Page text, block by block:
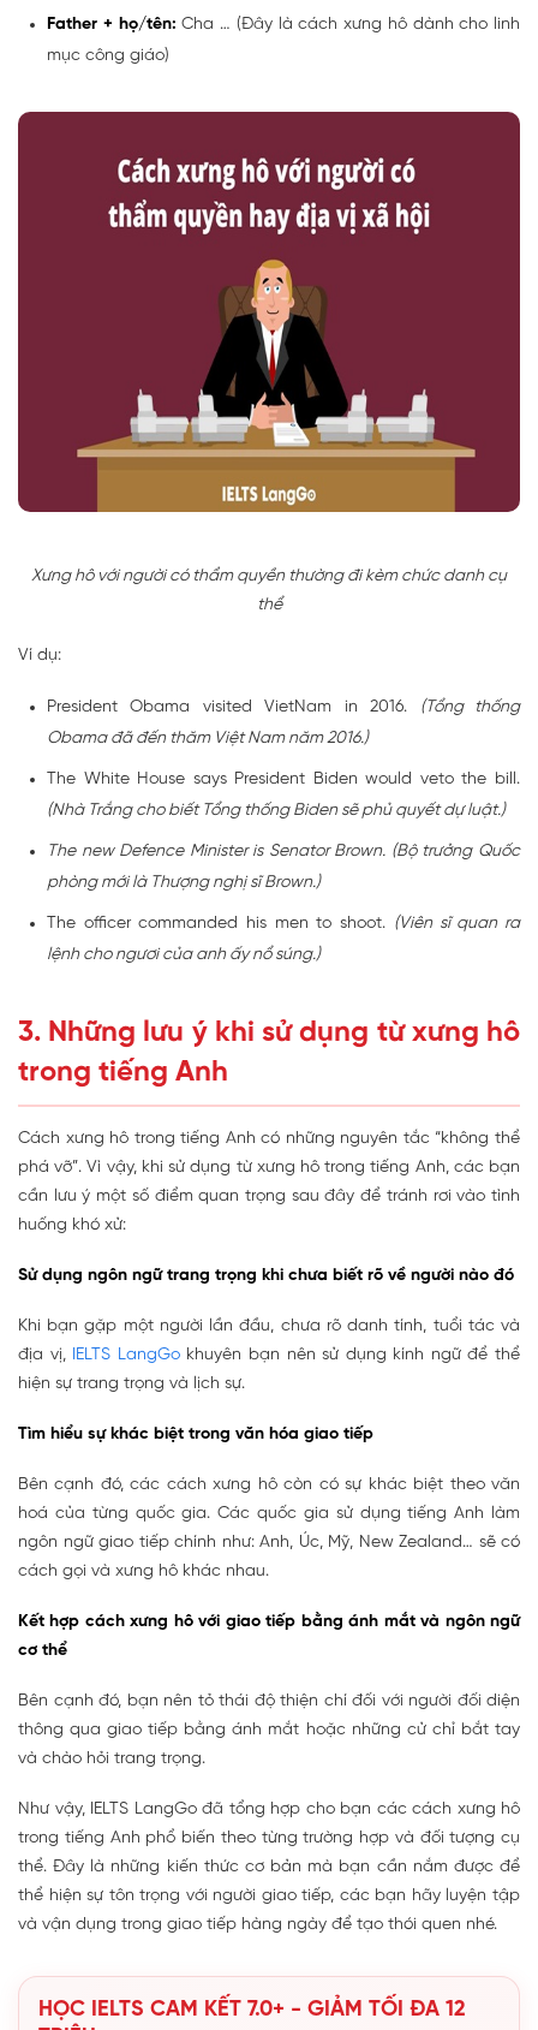
Father + họ/tên:Cha … (Đây là cách xưng hô dành cho linh
mục công giáo)
Xưng hô với người có thẩm quyền thường đi kèm chức danh cụ
thể
Ví dụ:
President Obama visited VietNam in 2016. (Tổng thống
Obama đã đến thăm Việt Nam năm 2016.)
The White House says President Biden would veto the bill.
(Nhà Trắng cho biết Tổng thống Biden sẽ phủ quyết dự luật.)
The new Defence Minister is Senator Brown. (Bộ trưởng Quốc
phòng mới là Thượng nghị sĩ Brown.)
The officer commanded his men to shoot. (Viên sĩ quan ra
lệnh cho ngươi của anh ấy nổ súng.)
3. Những lưu ý khi sử dụng từ xưng hô
trong tiếng Anh
Cách xưng hô trong tiếng Anh có những nguyên tắc “không thể
phá vỡ”. Vì vậy, khi sử dụng từ xưng hô trong tiếng Anh, các bạn
cần lưu ý một số điểm quan trọng sau đây để tránh rơi vào tình
huống khó xử:
Sử dụng ngôn ngữ trang trọng khi chưa biết rõ về người nào đó
Khi bạn gặp một người lần đầu, chưa rõ danh tính, tuổi tác và
địa vị,
IELTS LangGokhuyên bạn nên sử dụng kính ngữ để thể
hiện sự trang trọng và lịch sự.
Tìm hiểu sự khác biệt trong văn hóa giao tiếp
Bên cạnh đó, các cách xưng hô còn có sự khác biệt theo văn
hoá của từng quốc gia. Các quốc gia sử dụng tiếng Anh làm
ngôn ngữ giao tiếp chính như: Anh, Úc, Mỹ, New Zealand… sẽ có
cách gọi và xưng hô khác nhau.
Kết hợp cách xưng hô với giao tiếp bằng ánh mắt và ngôn ngữ
cơ thể
Bên cạnh đó, bạn nên tỏ thái độ thiện chí đối với người đối diện
thông qua giao tiếp bằng ánh mắt hoặc những cử chỉ bắt tay
và chào hỏi trang trọng.
Như vậy, IELTS LangGo đã tổng hợp cho bạn các cách xưng hô
trong tiếng Anh phổ biến theo từng trường hợp và đối tượng cụ
thể. Đây là những kiến thức cơ bản mà bạn cần nắm được để
thể hiện sự tôn trọng với người giao tiếp, các bạn hãy luyện tập
và vận dụng trong giao tiếp hàng ngày để tạo thói quen nhé.
HỌC IELTS CAM KẾT 7.0+ - GIẢM TỐI ĐA 12